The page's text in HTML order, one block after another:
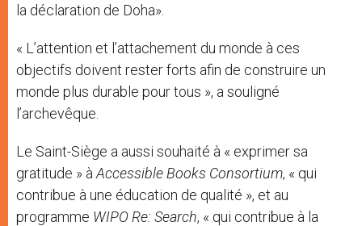
la déclaration de Doha».
« L’attention et l’attachement du monde à ces
objectifs doivent rester forts afin de construire un
monde plus durable pour tous », a souligné
l’archevêque.
Le Saint-Siège a aussi souhaité à « exprimer sa
gratitude » à Accessible Books Consortium, « qui
contribue à une éducation de qualité », et au
programme WIPO Re: Search, « qui contribue à la